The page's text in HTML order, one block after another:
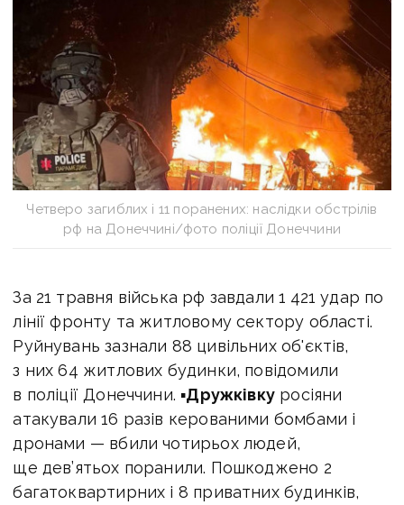
Четверо загиблих і 11 поранених: наслідки обстрілів
рф на Донеччині/фото поліції Донеччини
За 21 травня війська рф завдали 1 421 удар по
лінії фронту та житловому сектору області.
Руйнувань зазнали 88 цивільних об'єктів,
з них 64 житлових будинки, повідомили
в поліції Донеччини. ▪Дружківкуросіяни
атакували 16 разів керованими бомбами і
дронами — вбили чотирьох людей,
ще дев’ятьох поранили. Пошкоджено 2
багатоквартирних і 8 приватних будинків,